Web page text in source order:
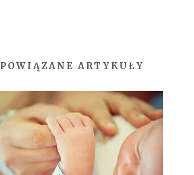
POWIĄZANE ARTYKUŁY